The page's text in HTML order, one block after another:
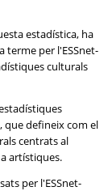
estadística, ha
terme per l'ESSnet-
culturals
, que defineix com el
centrats al
artístiques.
per l'ESSnet-